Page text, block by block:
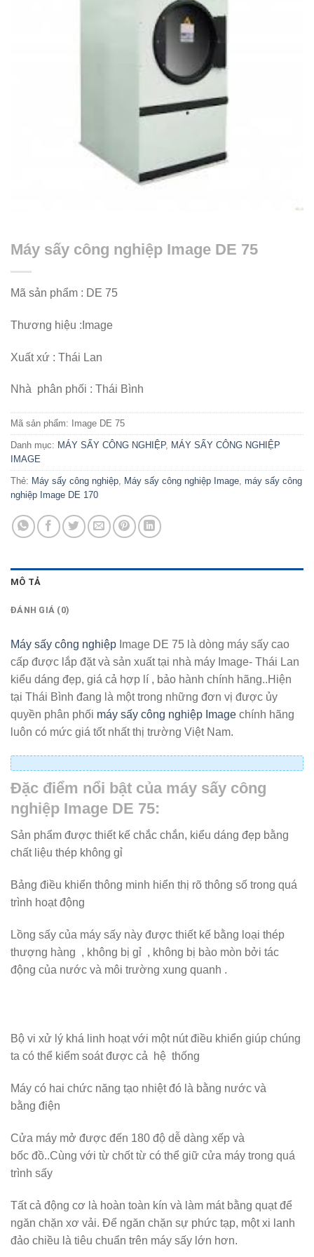
Máy sấy công nghiệp Image DE 75
Mã sản phẩm : DE 75
Thương hiệu :Image
Xuất xứ : Thái Lan
Nhà phân phối : Thái Bình
Mã sản phẩm: Image DE 75
Danh mục: MÁY SẤY CÔNG NGHIỆP, MÁY SẤY CÔNG NGHIỆP
IMAGE
Thẻ: Máy sấy công nghiệp, Máy sấy công nghiệp Image, máy sấy công
nghiệp Image DE 170
MÔ TẢ
ĐÁNH GIÁ (0)
Máy sấy công nghiệp Image DE 75 là dòng máy sấy cao
cấp được lắp đặt và sản xuất tại nhà máy Image- Thái Lan
kiểu dáng đẹp, giá cả hợp lí , bảo hành chính hãng..Hiện
tại Thái Bình đang là một trong những đơn vị được ủy
quyền phân phối máy sấy công nghiệp Image chính hãng
luôn có mức giá tốt nhất thị trường Việt Nam.
Đặc điểm nổi bật của máy sấy công
nghiệp Image DE 75:
Sản phẩm được thiết kế chắc chắn, kiểu dáng đẹp bằng
chất liệu thép không gỉ
Bảng điều khiển thông minh hiển thị rõ thông số trong quá
trình hoạt động
Lồng sấy của máy sấy này được thiết kế bằng loại thép
thượng hàng , không bị gỉ , không bị bào mòn bởi tác
động của nước và môi trường xung quanh .
Bộ vi xử lý khá linh hoạt với một nút điều khiển giúp chúng
ta có thể kiểm soát được cả hệ thống
Máy có hai chức năng tạo nhiệt đó là bằng nước và
bằng điện
Cửa máy mở được đến 180 độ dễ dàng xếp và
bốc đồ..Cùng với từ chốt từ có thể giữ cửa máy trong quá
trình sấy
Tất cả động cơ là hoàn toàn kín và làm mát bằng quạt để
ngăn chặn xơ vải. Để ngăn chặn sự phức tạp, một xi lanh
đảo chiều là tiêu chuẩn trên máy sấy lớn hơn.